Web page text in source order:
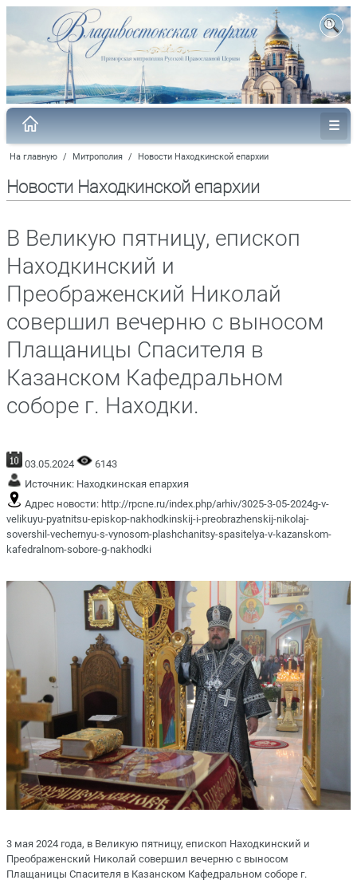
На главную / Митрополия / Новости Находкинской епархии
Новости Находкинской епархии
В Великую пятницу, епископ
Находкинский и
Преображенский Николай
совершил вечерню с выносом
Плащаницы Спасителя в
Казанском Кафедральном
соборе г. Находки.
03.05.2024
6143
Источник: Находкинская епархия
Адрес новости: http://rpcne.ru/index.php/arhiv/3025-3-05-2024g-v-
velikuyu-pyatnitsu-episkop-nakhodkinskij-i-preobrazhenskij-nikolaj-
sovershil-vechernyu-s-vynosom-plashchanitsy-spasitelya-v-kazanskom-
kafedralnom-sobore-g-nakhodki
3 мая 2024 года, в Великую пятницу, епископ Находкинский и
Преображенский Николай совершил вечерню с выносом
Плащаницы Спасителя в Казанском Кафедральном соборе г.